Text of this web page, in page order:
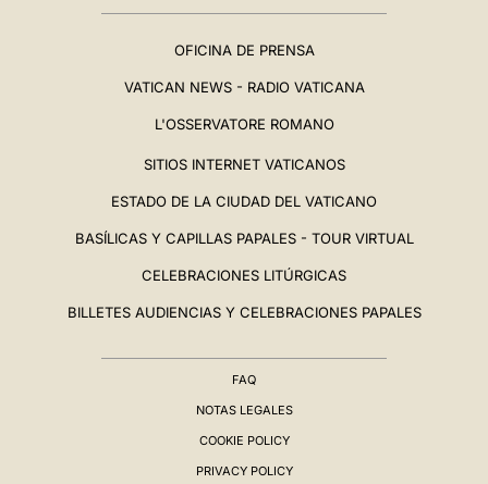
OFICINA DE PRENSA
VATICAN NEWS - RADIO VATICANA
L'OSSERVATORE ROMANO
SITIOS INTERNET VATICANOS
ESTADO DE LA CIUDAD DEL VATICANO
BASÍLICAS Y CAPILLAS PAPALES - TOUR VIRTUAL
CELEBRACIONES LITÚRGICAS
BILLETES AUDIENCIAS Y CELEBRACIONES PAPALES
FAQ
NOTAS LEGALES
COOKIE POLICY
PRIVACY POLICY